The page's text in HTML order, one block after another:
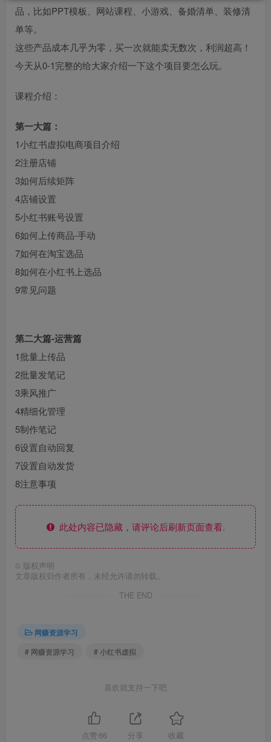
品，比如PPT模板、网站课程、小游戏、备婚清单、装修清
单等。
这些产品成本几乎为零，买一次就能卖无数次，利润超高！
今天从0-1完整的给大家介绍一下这个项目要怎么玩。
课程介绍：
第一大篇：
1小红书虚拟电商项目介绍
2注册店铺
3如何后续矩阵
4店铺设置
5小红书账号设置
6如何上传商品-手动
7如何在淘宝选品
8如何在小红书上选品
9常见问题
第二大篇-运营篇
1批量上传品
2批量发笔记
3乘风推广
4精细化管理
5制作笔记
6设置自动回复
7设置自动发货
8注意事项
此处内容已隐藏，请评论后刷新页面查看.
© 版权声明
文章版权归作者所有，未经允许请勿转载。
THE END
网赚资源学习
# 网赚资源学习
# 小红书虚拟
喜欢就支持一下吧
点赞 66 分享 收藏